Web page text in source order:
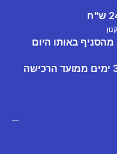
באותו היום